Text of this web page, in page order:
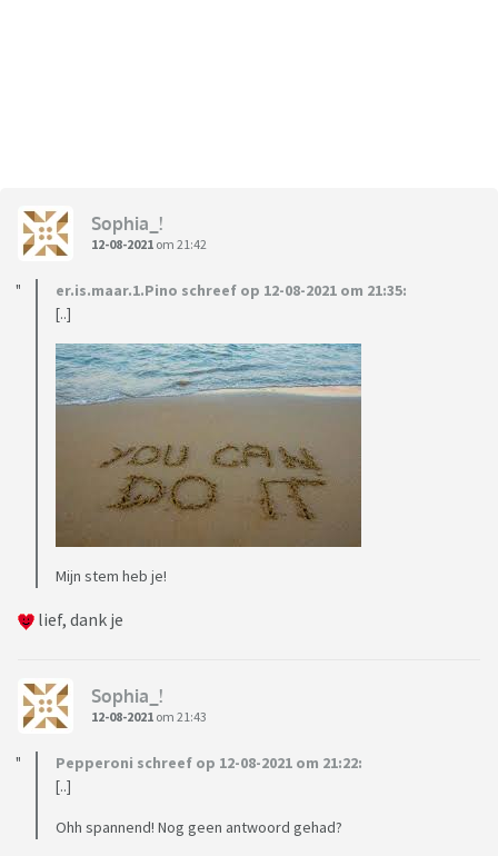
Sophia_!
12-08-2021 om 21:42
er.is.maar.1.Pino schreef op 12-08-2021 om 21:35:
[..]
Mijn stem heb je!
lief, dank je
Sophia_!
12-08-2021 om 21:43
Pepperoni schreef op 12-08-2021 om 21:22:
[..]
Ohh spannend! Nog geen antwoord gehad?